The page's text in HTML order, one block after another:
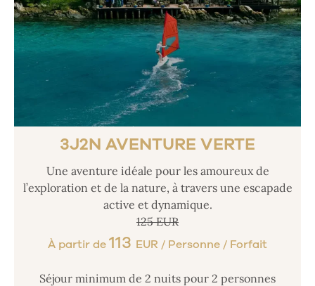
3J2N AVENTURE VERTE
Une aventure idéale pour les amoureux de
l’exploration et de la nature, à travers une escapade
active et dynamique.
125 EUR
À partir de 113 EUR / Personne / Forfait
Séjour minimum de 2 nuits pour 2 personnes